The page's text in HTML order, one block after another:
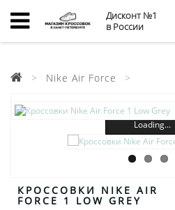
Дисконт №1
в России
Nike Air Force
Loading...
КРОССОВКИ NIKE AIR
FORCE 1 LOW GREY